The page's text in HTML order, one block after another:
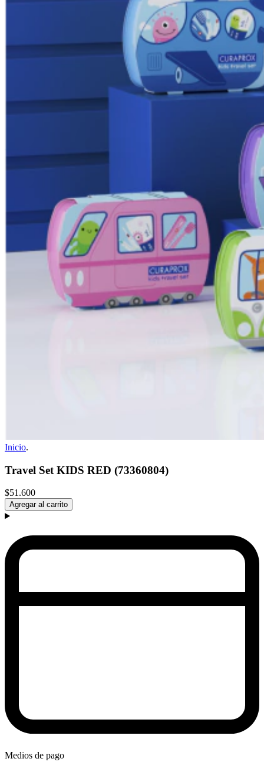
Inicio.
Travel Set KIDS RED (73360804)
$51.600
Agregar al carrito
Medios de pago